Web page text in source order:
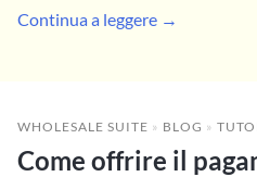
Continua a leggere →
WHOLESALE SUITE » BLOG »
Come offrire il